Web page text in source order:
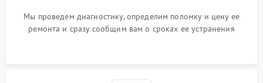
Мы проведем диагностику, определим поломку и цену ее
ремонта и сразу сообщим вам о сроках ее устранения